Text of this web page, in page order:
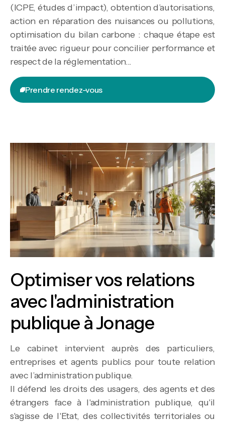
(ICPE, études d’impact), obtention d’autorisations,
action en réparation des nuisances ou pollutions,
optimisation du bilan carbone : chaque étape est
traitée avec rigueur pour concilier performance et
respect de la réglementation...
Prendre rendez-vous
Prendre rendez-vous
Optimiser vos relations
avec l'administration
publique à Jonage
Le cabinet intervient auprès des particuliers,
entreprises et agents publics pour toute relation
avec l’administration publique.
Il défend les droits des usagers, des agents et des
étrangers face à l'administration publique, qu'il
s'agisse de l'Etat, des collectivités territoriales ou